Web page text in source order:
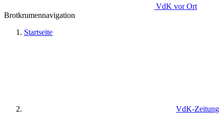
VdK vor Ort
Brotkrumennavigation
Startseite
VdK-Zeitung